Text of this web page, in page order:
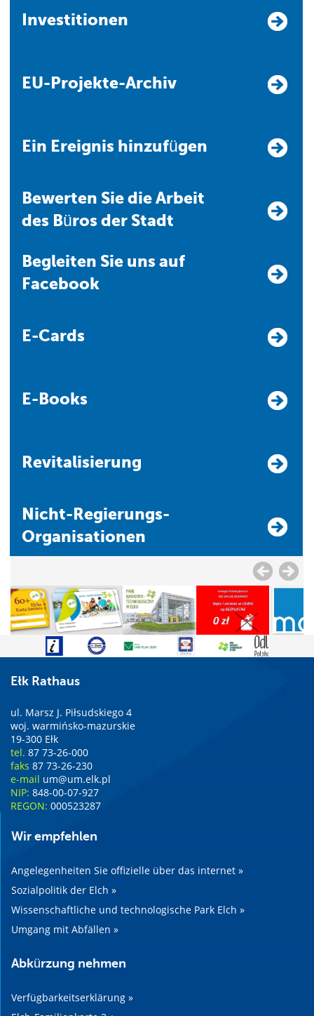
Investitionen
EU-Projekte-Archiv
Ein Ereignis hinzufügen
Bewerten Sie die Arbeit
des Büros der Stadt
Begleiten Sie uns auf
Facebook
E-Cards
E-Books
Revitalisierung
Nicht-Regierungs-
Organisationen
Ełk Rathaus
ul. Marsz J. Piłsudskiego 4
woj. warmińsko-mazurskie
19-300 Ełk
tel. 87 73-26-000
faks 87 73-26-230
e-mail um@um.elk.pl
NIP: 848-00-07-927
REGON: 000523287
Wir empfehlen
Angelegenheiten Sie offizielle über das internet »
Sozialpolitik der Elch »
Wissenschaftliche und technologische Park Elch »
Umgang mit Abfällen »
Abkürzung nehmen
Verfügbarkeitserklärung »